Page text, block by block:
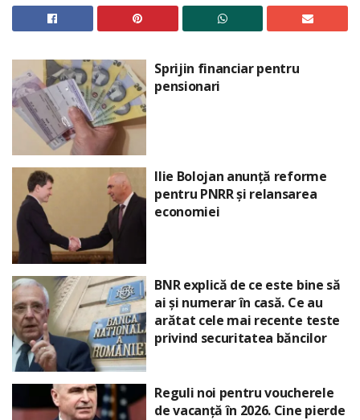
Sprijin financiar pentru
pensionari
Ilie Bolojan anunță reforme
pentru PNRR și relansarea
economiei
BNR explică de ce este bine să
ai și numerar în casă. Ce au
arătat cele mai recente teste
privind securitatea băncilor
Reguli noi pentru voucherele
de vacanță în 2026. Cine pierde